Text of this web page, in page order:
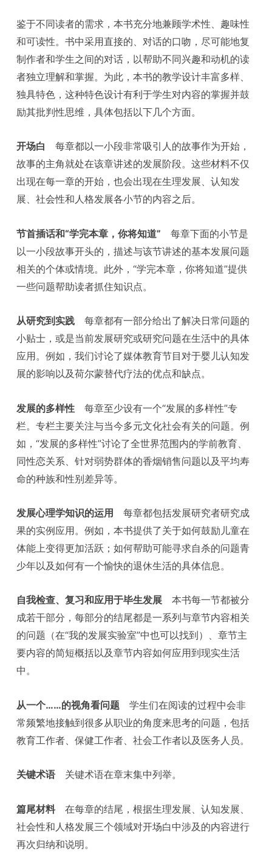
鉴于不同读者的需求，本书充分地兼顾学术性、趣味性
和可读性。书中采用直接的、对话的口吻，尽可能地复
制作者和学生之间的对话，以帮助不同兴趣和动机的读
者独立理解和掌握。为此，本书的教学设计丰富多样、
独具特色，这种特色设计有利于学生对内容的掌握并鼓
励其批判性思维，具体包括以下几个方面。
开场白每章都以一小段非常吸引人的故事作为开始，
故事的主角就处在该章讲述的发展阶段。这些材料不仅
出现在每一章的开始，也会出现在生理发展、认知发
展、社会性和人格发展各小节的内容之后。
节首插话和“学完本章，你将知道”每章下面的小节是
以一小段故事开头的，描述与该节讲述的基本发展问题
相关的个体或情境。此外，“学完本章，你将知道”提供
一些问题帮助读者抓住知识点。
从研究到实践每章都有一部分给出了解决日常问题的
小贴士，或是当前发展研究或研究问题在生活中的具体
应用。例如，我们讨论了媒体教育节目对于婴儿认知发
展的影响以及荷尔蒙替代疗法的优点和缺点。
发展的多样性每章至少设有一个“发展的多样性”专
栏。专栏主要关注与当今多元文化社会有关的问题。例
如，“发展的多样性”讨论了全世界范围内的学前教育、
同性恋关系、针对弱势群体的香烟销售问题以及平均寿
命的种族和性别差异等。
发展心理学知识的运用每章都包括发展研究者研究成
果的实例应用。例如，本书提供了关于如何鼓励儿童在
体能上变得更加活跃；如何帮助可能寻求自杀的问题青
少年以及如何有一个愉快的退休生活的具体信息。
自我检查、复习和应用于毕生发展本书每一节都被分
成若干部分，每部分的结尾都是一系列与章节内容相关
的问题（在“我的发展实验室”中也可以找到）、章节主
要内容的简短概括以及章节内容如何应用到现实生活
中。
从一个……的视角看问题学生们在阅读的过程中会非
常频繁地接触到很多从职业的角度来思考的问题，包括
教育工作者、保健工作者、社会工作者以及医务人员。
关键术语 关键术语在章末集中列举。
篇尾材料在每章的结尾，根据生理发展、认知发展、
社会性和人格发展三个领域对开场白中涉及的内容进行
再次归纳和说明。